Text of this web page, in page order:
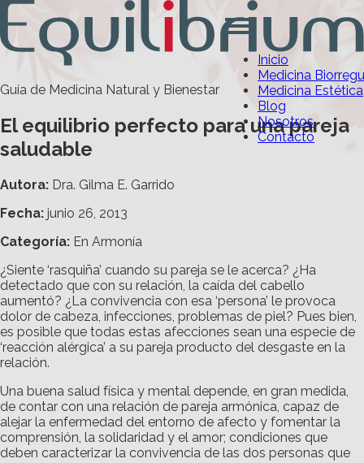
Inicio
Medicina
Medicina Estética
Blog
Nosotros
Contacto
Guía de Medicina Natural y Bienestar
El equilibrio perfecto para una pareja
saludable
Autora: Dra. Gilma E. Garrido
Fecha: junio 26, 2013
Categoría: En Armonía
¿Siente ‘rasquiña’ cuando su pareja se le acerca? ¿Ha
detectado que con su relación, la caída del cabello
aumentó? ¿La convivencia con esa ‘persona’ le provoca
dolor de cabeza, infecciones, problemas de piel? Pues bien,
es posible que todas estas afecciones sean una especie de
‘reacción alérgica’ a su pareja producto del desgaste en la
relación.
Una buena salud física y mental depende, en gran medida,
de contar con una relación de pareja armónica, capaz de
alejar la enfermedad del entorno de afecto y fomentar la
comprensión, la solidaridad y el amor; condiciones que
deben caracterizar la convivencia de las dos personas que